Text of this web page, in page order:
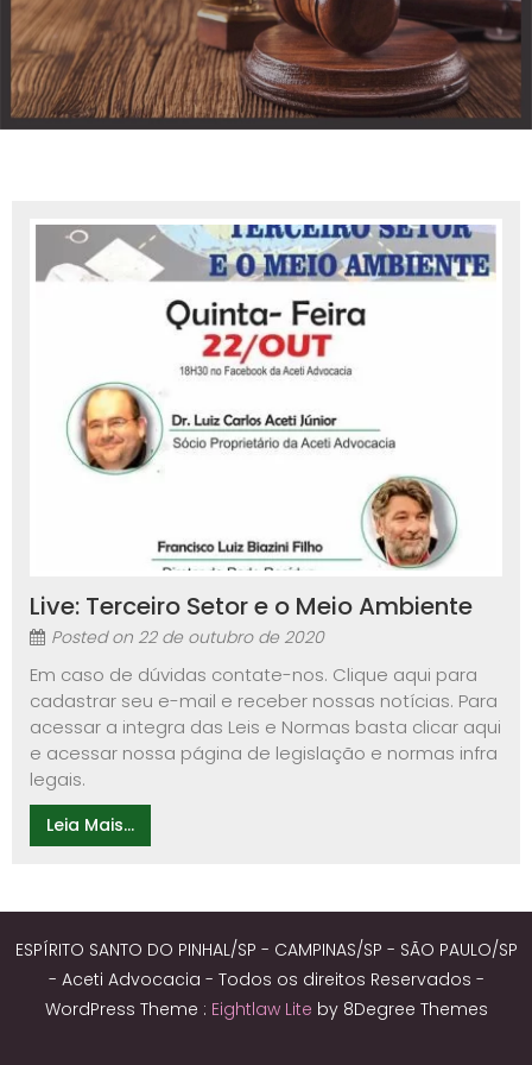
Live: Terceiro Setor e o Meio Ambiente
Posted on 22 de outubro de 2020
Em caso de dúvidas contate-nos. Clique aqui para
cadastrar seu e-mail e receber nossas notícias. Para
acessar a integra das Leis e Normas basta clicar aqui
e acessar nossa página de legislação e normas infra
legais.
Leia Mais...
ESPÍRITO SANTO DO PINHAL/SP - CAMPINAS/SP - SÃO PAULO/SP
- Aceti Advocacia - Todos os direitos Reservados -
WordPress Theme : Eightlaw Lite by 8Degree Themes